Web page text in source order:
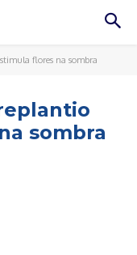
flores na sombra
sombra